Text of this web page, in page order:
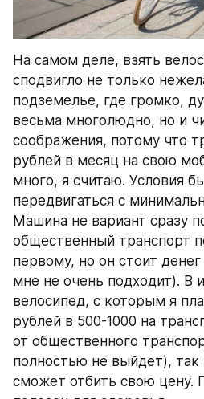
На самом деле, взять
сподвигло не только
подземелье, где громко,
весьма многолюдно, но и
соображения, потому что
рублей в месяц на свою
много, я считаю. Условия
передвигаться с
Машина не вариант сразу
общественный транспорт
первому, но он стоит
мне не очень подходит). В
велосипед, с которым я
рублей в 500-1000 на
от общественного
полностью не выйдет), так
сможет отбить свою цену.